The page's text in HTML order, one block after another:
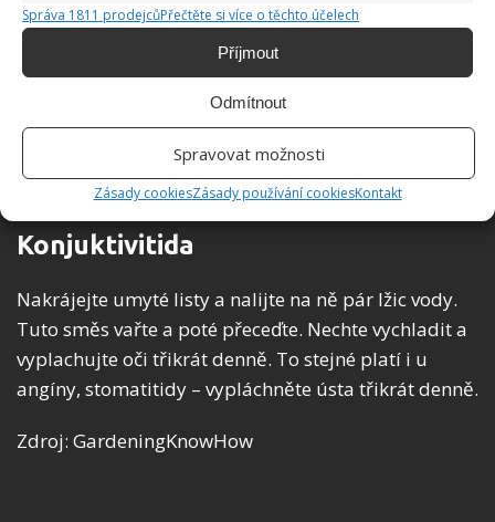
Správa 1811 prodejcůPřečtěte si více o těchto účelech
Příjmout
Odmítnout
Spravovat možnosti
Zásady cookiesZásady používání cookiesKontakt
Bradavice
Utrhněte z rostliny jeden list a rozdrťte jej v
hmoždíři. Rozdrcený list položte na bradavici a
omotejte obvazem či zalepte náplastí. Takto
připravené nechte působit dvě hodiny. Postup
opakujte druhý den, dokud bradavice nezmizí.
Konjuktivitida
Nakrájejte umyté listy a nalijte na ně pár lžic vody.
Tuto směs vařte a poté přeceďte. Nechte vychladit a
vyplachujte oči třikrát denně. To stejné platí i u
angíny, stomatitidy – vypláchněte ústa třikrát denně.
Zdroj: GardeningKnowHow